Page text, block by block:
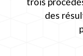
des